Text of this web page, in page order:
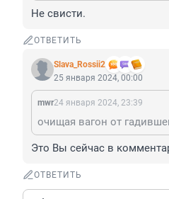
Не свисти.
ОТВЕТИТЬ
Slava_Rossii2
25 января 2024, 00:00
mwr24 января 2024, 23:39
Это Вы сейчас в
ОТВЕТИТЬ